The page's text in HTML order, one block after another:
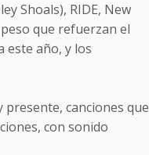
Shoals), RIDE, New
que refuerzan el
este año, y los
canciones que
con sonido